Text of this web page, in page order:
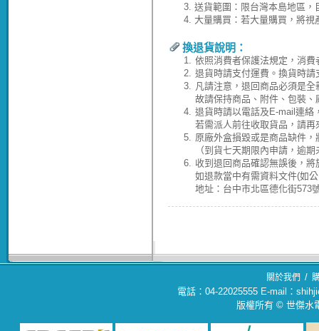
3. 送貨範圍：限台灣本島地區
4. 大量購買：若大量購買，將
換退貨說明：
1. 依照消費者保護法規定，消
2. 退貨時請支付運費。換貨時
3. 凡請注意，退回商品必須是
故請保持商品、附件、包裝
4. 退貨時請以電話及E-mail連絡
若需派人前往收取貨品，請
5. 原廠外盒損毀或是商品缺件
（到貨七天期限內申請，逾
6. 收到退回商品確認無誤後，
如退款當中有需資料文件(如
地址：台中市北區德化街573
關於我們 /
電話：04-22025555 E-mail：
版權所有 © 世傑水